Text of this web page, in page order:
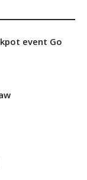
event Go